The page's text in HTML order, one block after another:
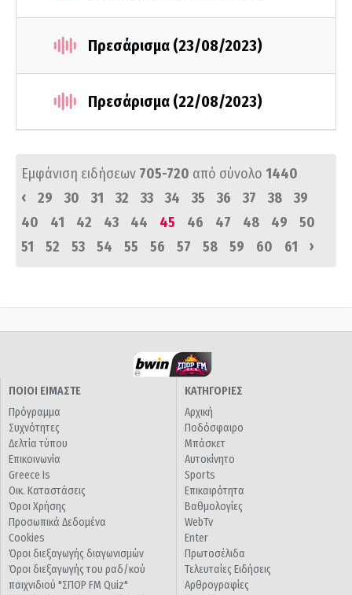
Πρεσάρισμα (23/08/2023)
Πρεσάρισμα (22/08/2023)
Εμφάνιση ειδήσεων 705-720 από σύνολο 1440
‹
29 30 31 32 33 34 35 36 37 38
39
40
41 42 43 44 45 46 47 48 49
50
51
52 53 54 55 56 57 58 59 60 61 ›
ΠΟΙΟΙ ΕΙΜΑΣΤΕ
Πρόγραμμα
Συχνότητες
Δελτία τύπου
Επικοινωνία
Greece Is
Οικ. Καταστάσεις
Όροι Χρήσης
Προσωπικά Δεδομένα
Cookies
Όροι διεξαγωγής διαγωνισμών
Όροι διεξαγωγής του ραδ/κού
παιχνιδιού "ΣΠΟΡ FM Quiz"
ΚΑΤΗΓΟΡΙΕΣ
Αρχική
Ποδόσφαιρο
Μπάσκετ
Αυτοκίνητο
Sports
Επικαιρότητα
Βαθμολογίες
WebTv
Enter
Πρωτοσέλιδα
Τελευταίες Ειδήσεις
Αρθρογραφίες